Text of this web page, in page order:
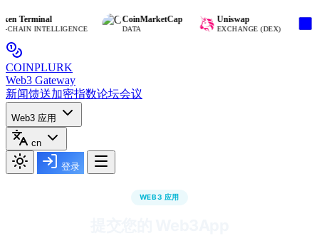
Terminal
INTELLIGENCE
CoinMarketCap
DATA
Uniswap
EXCHANGE (DEX)
COINPLURK
Web3 Gateway
新闻馈送加密指数论坛会议
Web3 应用
cn
登录
WEB3 应用